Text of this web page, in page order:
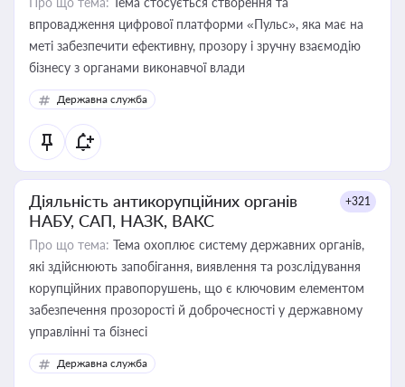
впровадження цифрової платформи «Пульс», яка має на
меті забезпечити ефективну, прозору і зручну взаємодію
бізнесу з органами виконавчої влади
Державна служба
Діяльність антикорупційних органів
НАБУ, САП, НАЗК, ВАКС
+321
Про що тема: Тема охоплює систему державних органів,
які здійснюють запобігання, виявлення та розслідування
корупційних правопорушень, що є ключовим елементом
забезпечення прозорості й доброчесності у державному
управлінні та бізнесі
Державна служба